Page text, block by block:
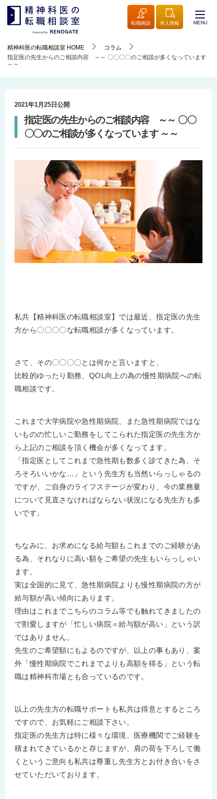
転職相談 求人情報 MENU
精神科医の転職相談室 HOME
コラム
指定医の先生からのご相談内容 ～～ 〇〇〇〇のご相談が多くなっています
～～
2021年1月25日 公開
指定医の先生からのご相談内容 ～～ 〇〇
〇〇のご相談が多くなっています ～～
私共【精神科医の転職相談室】では最近、指定医の先生
方から〇〇〇〇な転職相談が多くなっています。
さて、その〇〇〇〇とは何かと言いますと、
比較的ゆったり勤務、QOL向上の為の慢性期病院への転
職相談です。
これまで大学病院や急性期病院、また急性期病院ではな
いものの忙しいご勤務をしてこられた指定医の先生方か
ら上記のご相談を頂く機会が多くなってます。
「指定医としてこれまで急性期も数多く診てきた為、そ
ろそろいいかな…」という先生方も当然いらっしゃるの
ですが、ご自身のライフステージが変わり、今の業務量
について見直さなければならない状況になる先生方も多
いです。
ちなみに、お求めになる給与額もこれまでのご経験があ
る為、それなりに高い額をご希望の先生もいらっしゃい
ます。
実は全国的に見て、急性期病院よりも慢性期病院の方が
給与額が高い傾向にあります。
理由はこれまでこちらのコラム等でも触れてきましたの
で割愛しますが「忙しい病院＝給与額が高い」という訳
ではありません。
先生のご希望額にもよるのですが、以上の事もあり、案
外「慢性期病院でこれまでよりも高額を得る」という転
職は精神科市場とも合っているのです。
以上の先生方の転職サポートも私共は得意とするところ
ですので、お気軽にご相談下さい。
指定医の先生方は特に様々な環境、医療機関でご経験を
積まれてきているかと存じますが、肩の荷を下ろして働
くというご意向も私共は尊重し先生方とお付き合いをさ
せていただいております。